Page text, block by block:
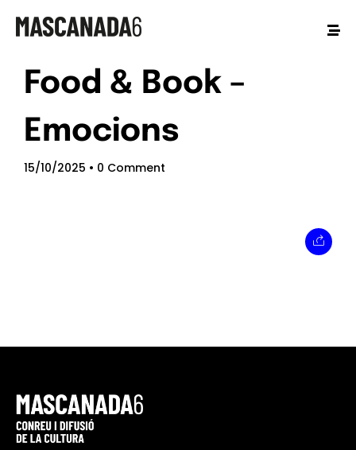
Food & Book –
Emocions
15/10/2025 • 0 Comment